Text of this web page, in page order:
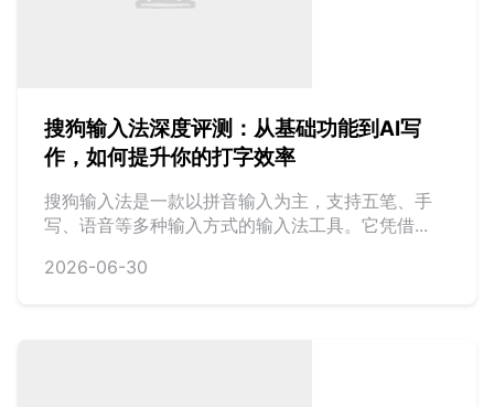
搜狗输入法深度评测：从基础功能到AI写
作，如何提升你的打字效率
搜狗输入法是一款以拼音输入为主，支持五笔、手
写、语音等多种输入方式的输入法工具。它凭借...
2026-06-30